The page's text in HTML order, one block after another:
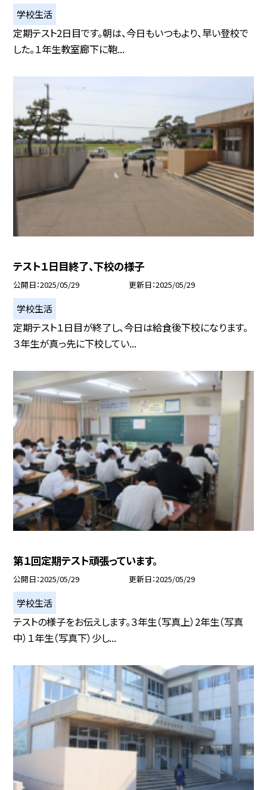
学校生活
定期テスト2日目です。朝は、今日もいつもより、早い登校で
した。１年生教室廊下に鞄...
テスト１日目終了、下校の様子
公開日 2025/05/29 更新日 2025/05/29
学校生活
定期テスト１日目が終了し、今日は給食後下校になります。
３年生が真っ先に下校してい...
第１回定期テスト頑張っています。
公開日 2025/05/29 更新日 2025/05/29
学校生活
テストの様子をお伝えします。３年生（写真上）2年生（写真
中）１年生（写真下）少し...